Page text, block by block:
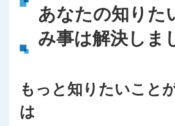
あなたの知りた
み事は解決しま
もっと知りたいこと
は